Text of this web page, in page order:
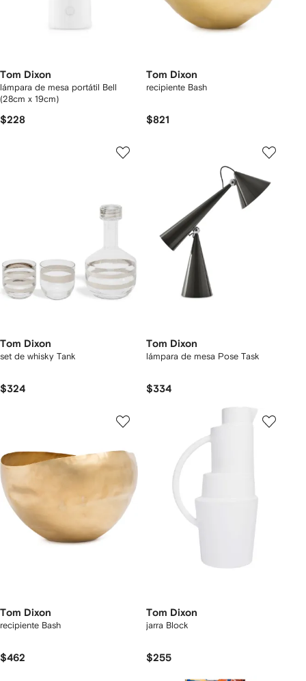
Tom Dixon
lámpara de mesa portátil Bell
(28cm x 19cm)
$228
Tom Dixon
recipiente Bash
$821
Tom Dixon
set de whisky Tank
$324
Tom Dixon
lámpara de mesa Pose Task
$334
Tom Dixon
recipiente Bash
$462
Tom Dixon
jarra Block
$255